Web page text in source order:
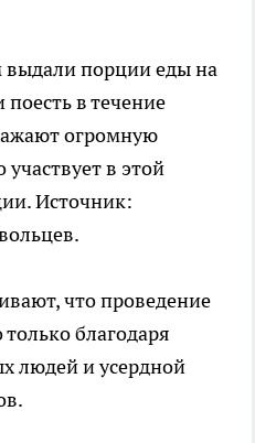
порции еды на
в течение
огромную
участвует в этой
Источник:
что проведение
благодаря
людей и усердной